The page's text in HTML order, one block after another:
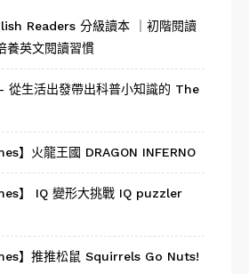
Readers 分級讀本 ｜初階閱讀
養英文閱讀習慣
生活出發帶出科普小知識的 The
】火龍王國 DRAGON INFERNO
】 IQ 變形大挑戰 IQ puzzler
】推推松鼠 Squirrels Go Nuts!